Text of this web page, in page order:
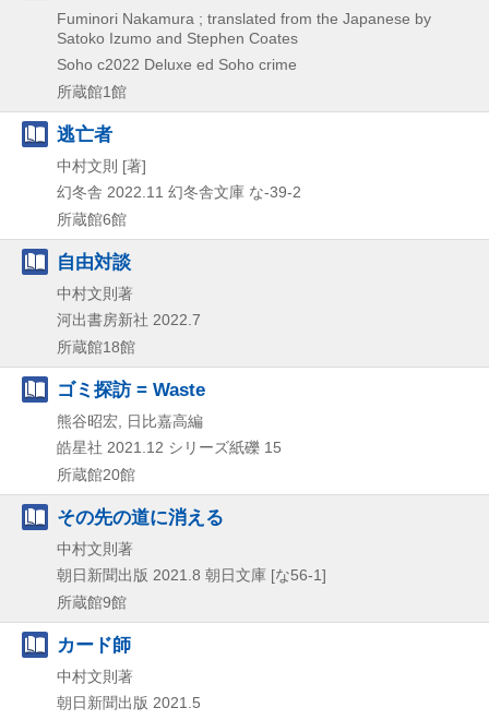
Fuminori Nakamura ; translated from the Japanese by
Satoko Izumo and Stephen Coates
Soho c2022 Deluxe ed Soho crime
所蔵館1館
逃亡者
中村文則 [著]
幻冬舎 2022.11 幻冬舎文庫 な-39-2
所蔵館6館
自由対談
中村文則著
河出書房新社 2022.7
所蔵館18館
ゴミ探訪 = Waste
熊谷昭宏, 日比嘉高編
皓星社 2021.12 シリーズ紙礫 15
所蔵館20館
その先の道に消える
中村文則著
朝日新聞出版 2021.8 朝日文庫 [な56-1]
所蔵館9館
カード師
中村文則著
朝日新聞出版 2021.5